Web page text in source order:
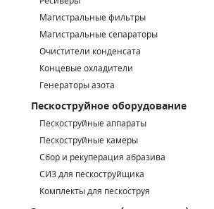
Магистральные фильтры
Магистральные сепараторы
Очистители конденсата
Концевые охладители
Генераторы азота
Пескоструйное оборудование
Пескоструйные аппараты
Пескоструйные камеры
Сбор и рекуперация абразива
СИЗ для пескоструйщика
Комплекты для пескоструя
САДОВАЯ ТЕХНИКА
КОНТЕЙНЕРЫ ДЛЯ ОБОРУДОВАНИЯ
КАНАЛИЗАЦИОННЫЕ НАСОСЫ
ДИЗЕЛЬНЫЕ МОТОПОМПЫ
ТАЛИ И ТЕЛЬФЕРЫ
ЛЕНТОЧНОПИЛЬНЫЕ СТАНКИ
КОНТРОЛЛЕРЫ (БЛОКИ УПРАВЛЕНИЯ)
ВПУСКНЫЕ КЛАПАНЫ
ОБРАТНЫЕ КЛАПАНЫ
КЛАПАНЫ МИНИМАЛЬНОГО ДАВЛЕНИЯ
РЕЛЕ ДАВЛЕНИЯ ДЛЯ ДЛЯ КОМПРЕССОРОВ